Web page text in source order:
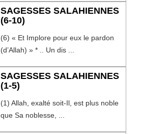
SAGESSES SALAHIENNES
(6-10)
(6) « Et Implore pour eux le pardon
(d’Allah) » * .. Un dis ...
SAGESSES SALAHIENNES
(1-5)
(1) Allah, exalté soit-Il, est plus noble
que Sa noblesse, ...